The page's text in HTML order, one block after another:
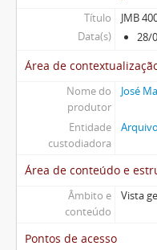
Título
JMB
Data(s)
28/
Área de
Nome do
produtor
José
Entidade
custodiadora
Área de conteúdo e
Âmbito e
conteúdo
Vista
Pontos de acesso